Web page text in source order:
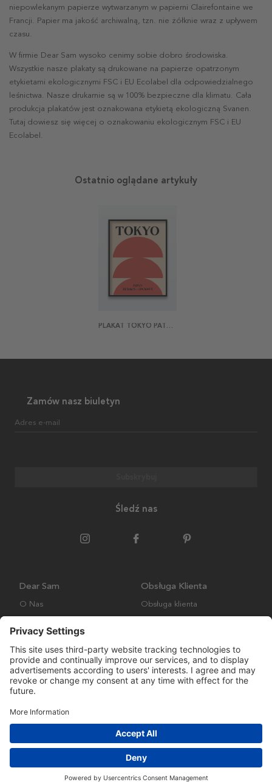
niepowlekanym papierze wytwarzanym w papierni Clairefontaine we
Francji. Papier ma jakość archiwalną, tzn. nie żółknie wraz z upływem
czasu.
W firmie Dear Sam wysoko cenimy sobie dobro środowiska.
Wszystkie nasze plakaty są drukowane na papierze opatrzonym
etykietami ekologicznymi FSC i EU Ecolabel dla odpowiedzialnego
leśnictwa. Nasze drukarnie są w 100% bezpieczne dla klimatu. Cała
produkcja plakatów jest oznakowana etykietą ekologiczną Svanen.
Tutaj dowiesz się więcej o oznakowaniu ekologicznym FSC i EU
Ecolabel.
Ostatnio oglądane artykuły
PLAKAT TOKYO PATTERN
Zamów nasz biuletyn
Adres e-mail
Śledź nas
Dear Sam
O Nas
Obsługa Klienta
Obsługa klienta
Wysyłka i Dostawa